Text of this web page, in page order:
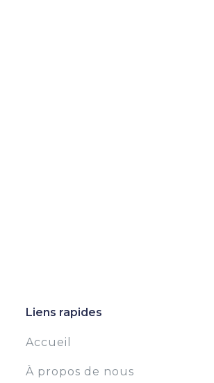
Liens rapides
Accueil
À propos de nous